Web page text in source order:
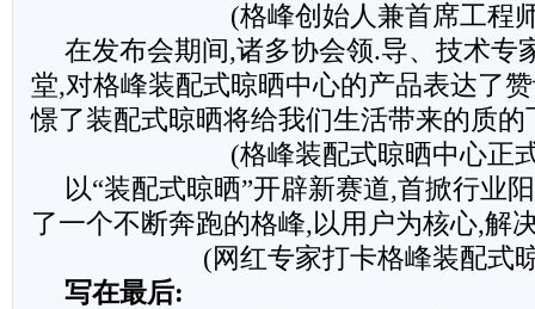
(格峰创始人兼首席工程
在发布会期间,诸多协会领.导、技术专
堂,对格峰装配式晾晒中心的产品表达了
憬了装配式晾晒将给我们生活带来的质的
(格峰装配式晾晒中心正
以“装配式晾晒”开辟新赛道,首掀行业
了一个不断奔跑的格峰,以用户为核心,解
(网红专家打卡格峰装配式
写在最后: